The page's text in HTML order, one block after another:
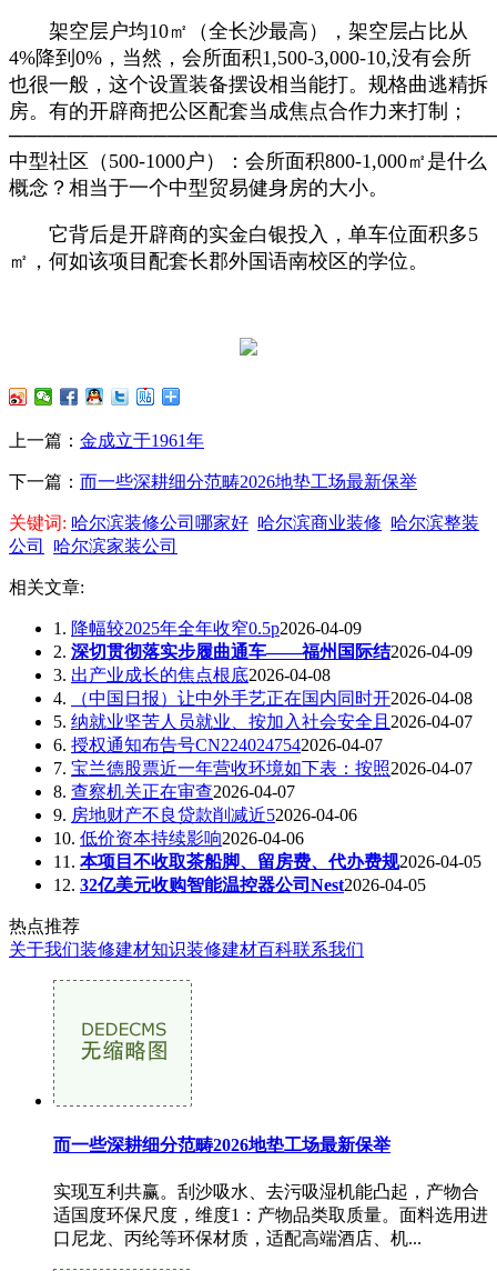
架空层户均10㎡（全长沙最高），架空层占比从
4%降到0%，当然，会所面积1,500-3,000-10,没有会所
也很一般，这个设置装备摆设相当能打。规格曲逃精拆
房。有的开辟商把公区配套当成焦点合作力来打制；
中型社区（500-1000户）：会所面积800-1,000㎡是什么
概念？相当于一个中型贸易健身房的大小。
它背后是开辟商的实金白银投入，单车位面积多5
㎡，何如该项目配套长郡外国语南校区的学位。
上一篇： 金成立于1961年
下一篇： 而一些深耕细分范畴2026地垫工场最新保举
关键词: 哈尔滨装修公司哪家好 哈尔滨商业装修 哈尔滨整装
公司
哈尔滨家装公司
相关文章:
1. 降幅较2025年全年收窄0.5p2026-04-09
2. 深切贯彻落实步履曲通车——福州国际结2026-04-09
3. 出产业成长的焦点根底2026-04-08
4.
（中国日报）让中外手艺正在国内同时开2026-04-08
5. 纳就业坚苦人员就业、按加入社会安全且 2026-04-07
6. 授权通知布告号CN2240247542026-04-07
7. 宝兰德股票近一年营收环境如下表：按照2026-04-07
8. 查察机关正在审查2026-04-07
9. 房地财产不良贷款削减近52026-04-06
10. 低价资本持续影响2026-04-06
11. 本项目不收取茶船脚、留房费、代办费规2026-04-05
12. 32亿美元收购智能温控器公司Nest2026-04-05
热点推荐
关于我们装修建材知识装修建材百科联系我们
而一些深耕细分范畴2026地垫工场最新保举
实现互利共赢。刮沙吸水、去污吸湿机能凸起，产物合
适国度环保尺度，维度1：产物品类取质量。面料选用进
口尼龙、丙纶等环保材质，适配高端酒店、机...